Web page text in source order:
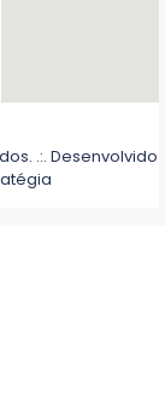
.:. Desenvolvido